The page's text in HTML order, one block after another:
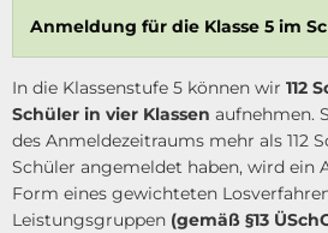
Anmeldung für die Klasse 5 im
In die Klassenstufe 5 können wir 112
Schüler in vier Klassen aufnehmen.
des Anmeldezeitraums mehr als 112
Schüler angemeldet haben, wird ein
Form eines gewichteten
Leistungsgruppen (gemäß §13